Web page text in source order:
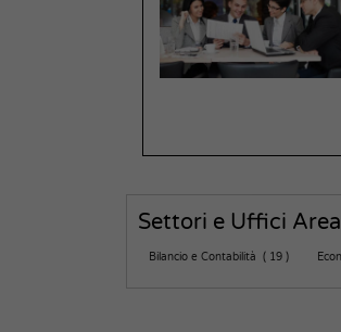
Settori e Uffici
Bilancio e Contabilità ( 19 )